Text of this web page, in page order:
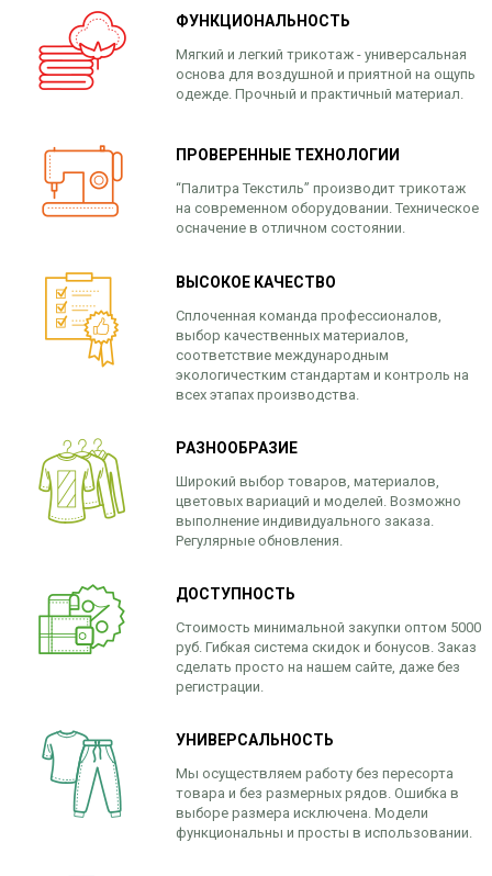
ФУНКЦИОНАЛЬНОСТЬ
Мягкий и легкий трикотаж - универсальная
основа для воздушной и приятной на ощупь
одежде. Прочный и практичный материал.
ПРОВЕРЕННЫЕ ТЕХНОЛОГИИ
“Палитра Текстиль” производит трикотаж
на современном оборудовании. Техническое
осначение в отличном состоянии.
ВЫСОКОЕ КАЧЕСТВО
Сплоченная команда профессионалов,
выбор качественных материалов,
соответствие международным
экологичестким стандартам и контроль на
всех этапах производства.
РАЗНООБРАЗИЕ
Широкий выбор товаров, материалов,
цветовых вариаций и моделей. Возможно
выполнение индивидуального заказа.
Регулярные обновления.
ДОСТУПНОСТЬ
Стоимость минимальной закупки оптом 5000
руб. Гибкая система скидок и бонусов. Заказ
сделать просто на нашем сайте, даже без
регистрации.
УНИВЕРСАЛЬНОСТЬ
Мы осуществляем работу без пересорта
товара и без размерных рядов. Ошибка в
выборе размера исключена. Модели
функциональны и просты в использовании.